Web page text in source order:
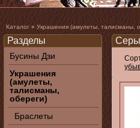
Каталог » Украшения (амулеты, талисманы,
Разделы
Бусины Дзи
Украшения
(амулеты,
талисманы,
обереги)
Браслеты